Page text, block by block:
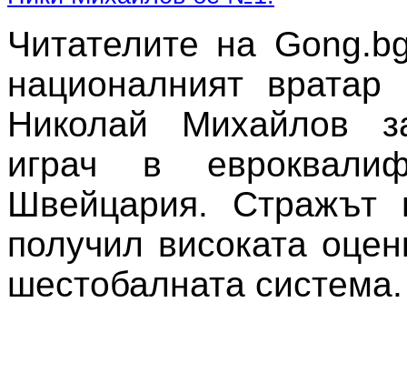
Читателите на
националният
Николай Михайлов
играч в
Швейцария. Стражът
получил високата
шестобалната система.